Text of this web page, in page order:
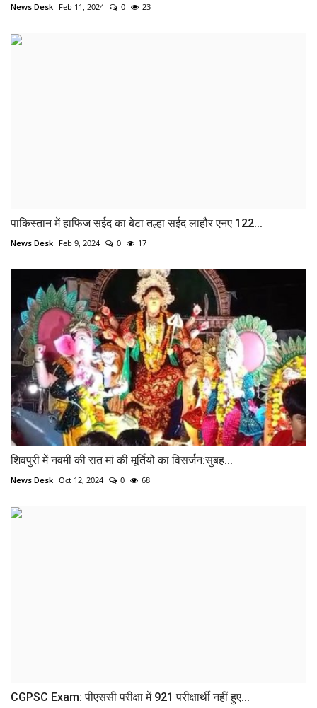
News Desk Feb 11, 2024 0 23
पाकिस्तान में हाफिज सईद का बेटा तल्हा सईद लाहौर एनए 122...
News Desk Feb 9, 2024 0 17
शिवपुरी में नवमीं की रात मां की मूर्तियों का विसर्जन:सुबह...
News Desk Oct 12, 2024 0 68
CGPSC Exam: पीएससी परीक्षा में 921 परीक्षार्थी नहीं हुए...